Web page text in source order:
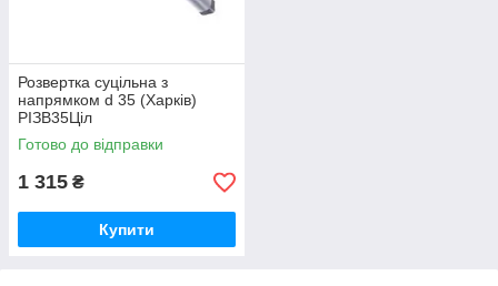
Розвертка суцільна з
напрямком d 35 (Харків)
РІЗВ35Ціл
Готово до відправки
1 315 ₴
Купити